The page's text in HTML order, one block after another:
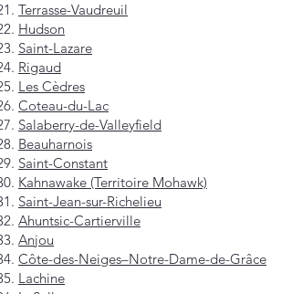
Terrasse-Vaudreuil
Hudson
Saint-Lazare
Rigaud
Les Cèdres
Coteau-du-Lac
Salaberry-de-Valleyfield
Beauharnois
Saint-Constant
Kahnawake (Territoire Mohawk)
Saint-Jean-sur-Richelieu
Ahuntsic-Cartierville
Anjou
Côte-des-Neiges–Notre-Dame-de-Grâce
Lachine